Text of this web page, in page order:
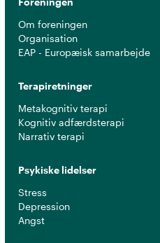
Om foreningen
Organisation
EAP - Europæisk samarbejde
Terapiretninger
Metakognitiv terapi
Kognitiv adfærdsterapi
Narrativ terapi
Psykiske lidelser
Stress
Depression
Angst